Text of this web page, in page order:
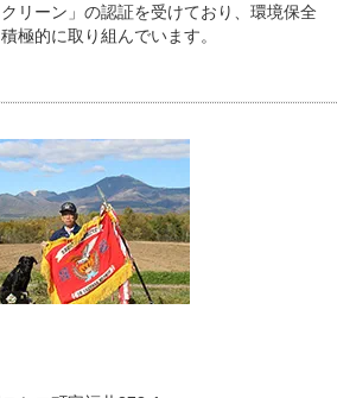
リーン」の認証を受けており、環境保全
極的に取り組んでいます。